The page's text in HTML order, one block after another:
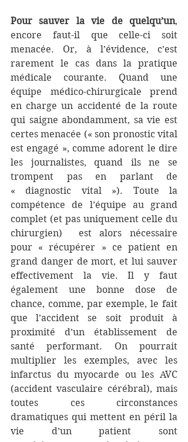
Pour sauver la vie de quelqu’un,
encore faut-il que celle-ci soit
menacée. Or, à l’évidence, c’est
rarement le cas dans la pratique
médicale courante. Quand une
équipe médico-chirurgicale prend
en charge un accidenté de la route
qui saigne abondamment, sa vie est
certes menacée (« son pronostic vital
est engagé », comme adorent le dire
les journalistes, quand ils ne se
trompent pas en parlant de
« diagnostic vital »). Toute la
compétence de l’équipe au grand
complet (et pas uniquement celle du
chirurgien)  est alors nécessaire
pour « récupérer » ce patient en
grand danger de mort, et lui sauver
effectivement la vie. Il y faut
également une bonne dose de
chance, comme, par exemple, le fait
que l’accident se soit produit à
proximité d’un établissement de
santé performant. On pourrait
multiplier les exemples, avec les
infarctus du myocarde ou les AVC
(accident vasculaire cérébral), mais
toutes ces circonstances
dramatiques qui mettent en péril la
vie d’un patient sont